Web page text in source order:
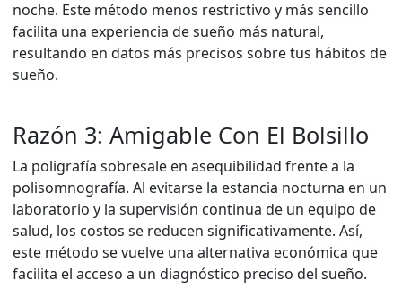
noche. Este método menos restrictivo y más sencillo
facilita una experiencia de sueño más natural,
resultando en datos más precisos sobre tus hábitos de
sueño.
Razón 3: Amigable Con El Bolsillo
La poligrafía sobresale en asequibilidad frente a la
polisomnografía. Al evitarse la estancia nocturna en un
laboratorio y la supervisión continua de un equipo de
salud, los costos se reducen significativamente. Así,
este método se vuelve una alternativa económica que
facilita el acceso a un diagnóstico preciso del sueño.